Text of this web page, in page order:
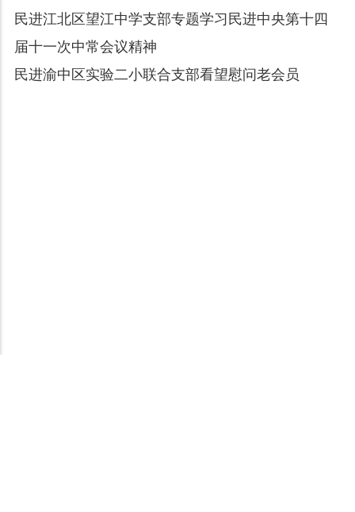
民进江北区望江中学支部专题学习民进中央第十四
届十一次中常会议精神
民进渝中区实验二小联合支部看望慰问老会员